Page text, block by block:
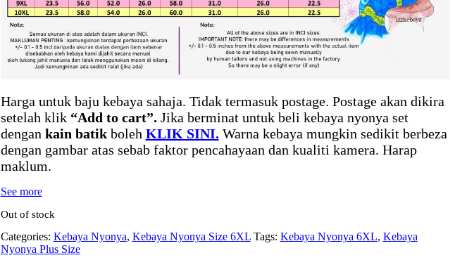
Harga untuk baju kebaya sahaja. Tidak termasuk postage. Postage akan dikira
setelah klik “Add to cart”. Jika berminat untuk beli kebaya nyonya set
dengan kain batikboleh KLIK SINI. Warna kebaya mungkin sedikit berbeza
dengan gambar atas sebab faktor pencahayaan dan kualiti kamera. Harap
maklum.
See more
Out of stock
Categories: Kebaya Nyonya, Kebaya Nyonya Size 6XL Tags: Kebaya Nyonya 6XL, Kebaya
Nyonya Plus Size